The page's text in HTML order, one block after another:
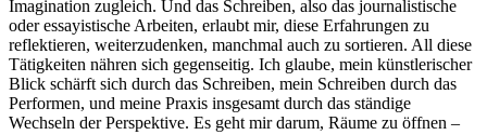
Imagination zugleich. Und das Schreiben, also das journalistische
oder essayistische Arbeiten, erlaubt mir, diese Erfahrungen zu
reflektieren, weiterzudenken, manchmal auch zu sortieren. All diese
Tätigkeiten nähren sich gegenseitig. Ich glaube, mein künstlerischer
Blick schärft sich durch das Schreiben, mein Schreiben durch das
Performen, und meine Praxis insgesamt durch das ständige
Wechseln der Perspektive. Es geht mir darum, Räume zu öffnen –